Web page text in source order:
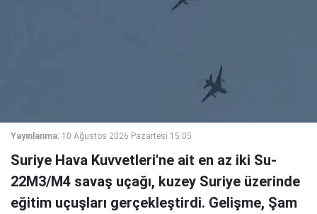
Yayınlanma: 10 Ağustos 2026 Pazartesi 15:05
Suriye Hava Kuvvetleri'ne ait en az iki Su-
22M3/M4 savaş uçağı, kuzey Suriye üzerinde
eğitim uçuşları gerçekleştirdi. Gelişme, Şam